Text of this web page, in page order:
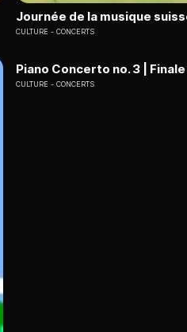
Journée de la musique
CULTURE CONCERTS
Piano Concerto no. 3 | Finale
CULTURE CONCERTS